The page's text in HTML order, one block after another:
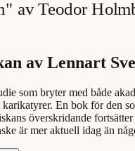
av Lennart
som bryter med både
En bok för den
överskridande
är mer aktuell idag än